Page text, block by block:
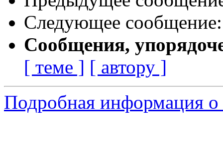
Следующее
Сообщения,
[ теме ] [ автору ]
Подробная информация